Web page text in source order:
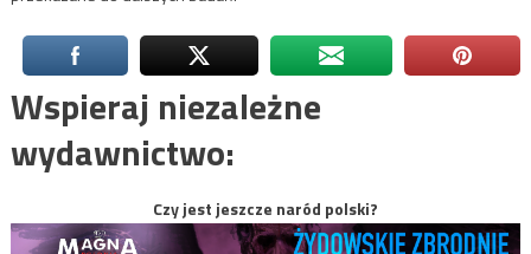
Wspieraj niezależne
wydawnictwo:
Czy jest jeszcze naród polski?